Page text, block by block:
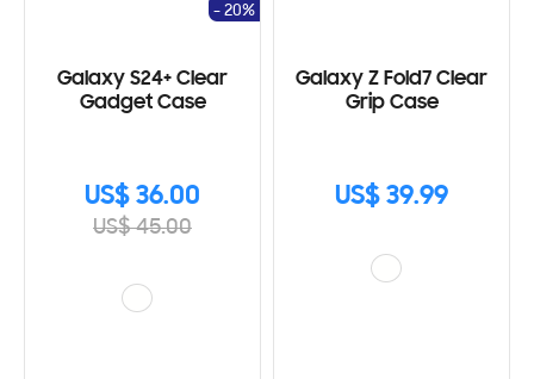
Galaxy S24+ Clear
Gadget Case
US$ 36.00
US$ 45.00
- 20%
Galaxy Z Fold7 Clear
Grip Case
US$ 39.99